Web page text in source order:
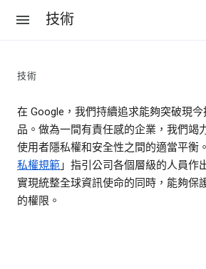
技術
技術
在 Google，我們持續追求能夠突破現
品。做為一間有責任感的企業，我們竭
使用者隱私權和安全性之間的適當平衡
私權規範 」指引公司各個層級的人員作
實現統整全球資訊使命的同時，能夠保
的權限。